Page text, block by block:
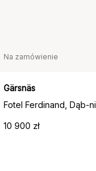
Na zamówienie
Gärsnäs
10 900 zł